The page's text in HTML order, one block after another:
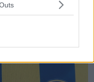
para o